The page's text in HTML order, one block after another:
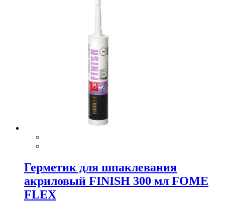
Герметик для шпаклевания
акриловый FINISH 300 мл FOME
FLEX